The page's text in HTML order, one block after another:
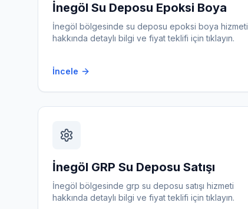
İnegöl Su Deposu Epoksi Boya
İnegöl bölgesinde su deposu epoksi boya hizmeti
hakkında detaylı bilgi ve fiyat teklifi için tıklayın.
İncele
İnegöl GRP Su Deposu Satışı
İnegöl bölgesinde grp su deposu satışı hizmeti
hakkında detaylı bilgi ve fiyat teklifi için tıklayın.